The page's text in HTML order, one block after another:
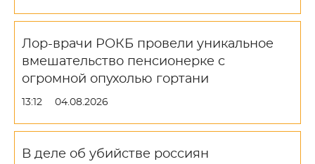
Лор-врачи РОКБ провели уникальное
вмешательство пенсионерке с
огромной опухолью гортани
13:12 04.08.2026
В деле об убийстве россиян